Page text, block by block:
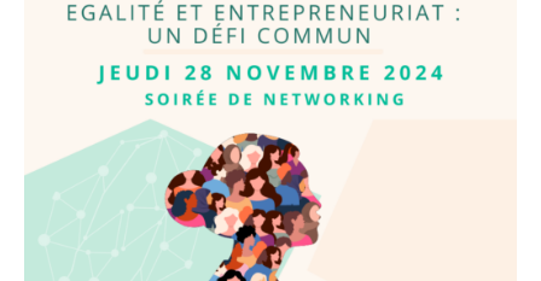
–
Ondernemen
XXL